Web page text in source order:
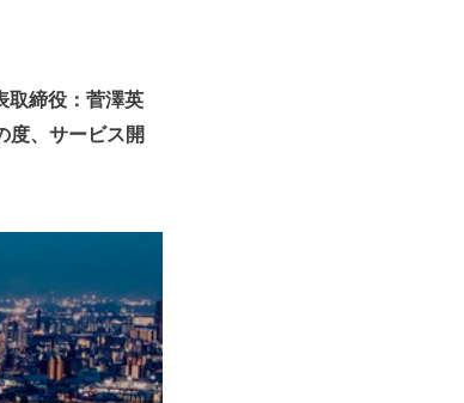
取締役：菅澤英
度、サービス開